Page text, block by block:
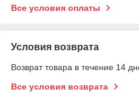
Все условия оплаты
Условия возврата
Возврат товара в течение 14
Все условия возврата